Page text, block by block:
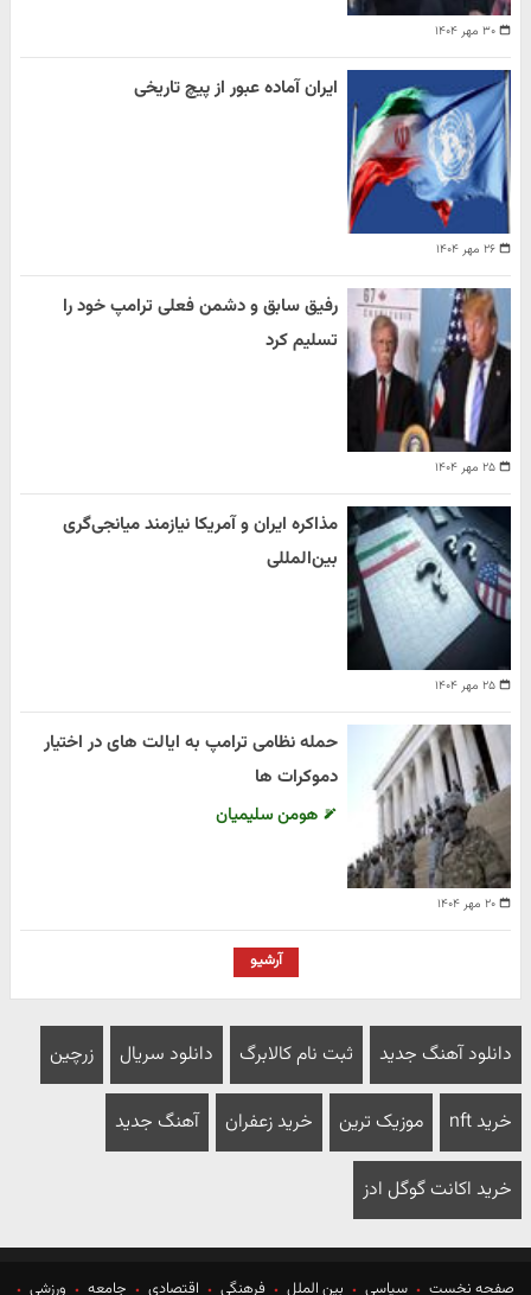
۳۰ مهر ۱۴۰۴
۲۶ مهر ۱۴۰۴
ایران آماده عبور از پیچ تاریخی
۲۵ مهر ۱۴۰۴
رفیق سابق و دشمن فعلی ترامپ خود را
تسلیم کرد
۲۵ مهر ۱۴۰۴
مذاکره ایران و آمریکا نیازمند میانجی‌گری
بین‌المللی
۲۰ مهر ۱۴۰۴
حمله نظامی ترامپ به ایالت های در اختیار
دموکرات ها
هومن سلیمیان
آرشیو
دانلود آهنگ جدید ثبت نام کالابرگ دانلود سریال زرچین
خرید nft موزیک ترین خرید زعفران آهنگ جدید
خرید اکانت گوگل ادز
صفحه نخست سیاسی بین الملل فرهنگی اقتصادی جامعه ورزشی